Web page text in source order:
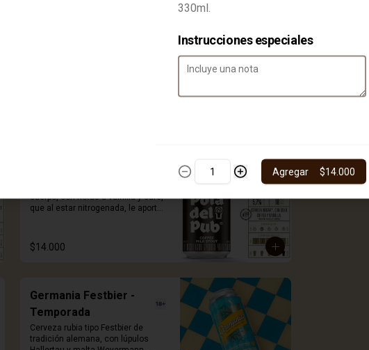
cuerpo, con notas a vainilla y café,
que al estar nitrogenada, le aporta
voltéala completamente vertical
sobre tu vaso para liberar el efecto
$14.000
Germania Festbier -
Temporada
Cerveza rubia tipo Festbier de
tradición alemana, con lúpulos
330ml.
Instrucciones especiales
Agregar $14.000